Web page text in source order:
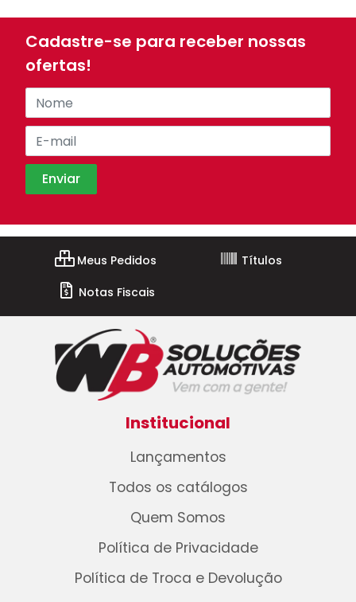
Cadastre-se para receber nossas
ofertas!
Meus Pedidos
Títulos
Notas Fiscais
Institucional
Lançamentos
Todos os catálogos
Quem Somos
Política de Privacidade
Política de Troca e Devolução